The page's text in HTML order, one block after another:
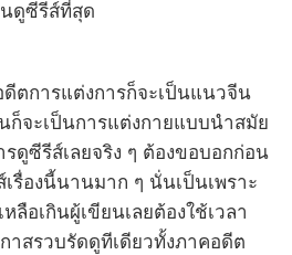
ดูซีรีส์ที่สุด
ตการแต่งการก็จะเป็นแนวจีน
จะเป็นการแต่งกายแบบนำสมัย
ดูซีรีส์เลยจริง ๆ ต้องขอบอกก่อน
เรื่องนี้นานมาก ๆ นั่นเป็นเพราะ
ลือเกินผู้เขียนเลยต้องใช้เวลา
าสรวบรัดดูทีเดียวทั้งภาคอดีต